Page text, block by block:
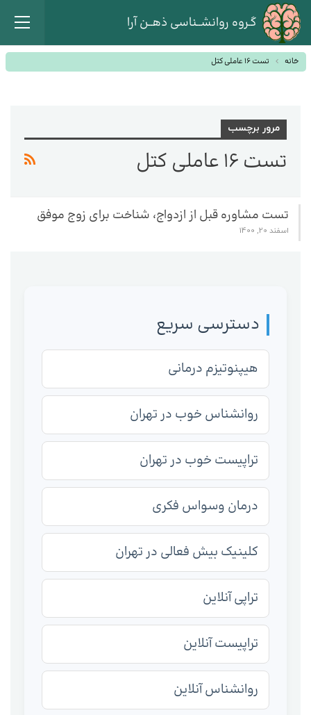
گـروه روانشــناسی ذهــن آرا
خانه تست 16 عاملی کتل
مرور برچسب
تست 16 عاملی کتل
تست مشاوره قبل از ازدواج، شناخت برای زوج موفق
اسفند 20, 1400
دسترسی سریع
هیپنوتیزم درمانی
روانشناس خوب در تهران
تراپیست خوب در تهران
درمان وسواس فکری
کلینیک بیش فعالی در تهران
تراپی آنلاین
تراپیست آنلاین
روانشناس آنلاین